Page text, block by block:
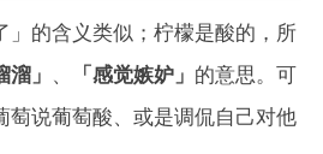
」的含义类似；柠檬是酸的，所
溜」 、 「感觉嫉妒」 的意思。可
萄说葡萄酸、或是调侃自己对他